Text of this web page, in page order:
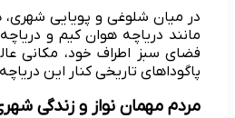
در میان شلوغی و پویایی
مانند دریاچه هوان کیم و
فضای سبز اطراف خود، مکانی
پاگوداهای تاریخی کنار این
مردم مهمان نواز و زندگی